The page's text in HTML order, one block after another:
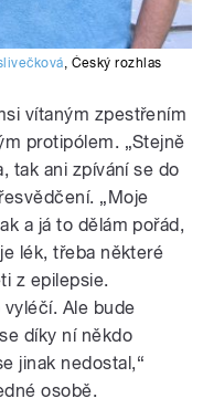
, Český rozhlas
vítaným zpestřením
protipólem. „Stejně
tak ani zpívání se do
„Moje
a já to dělám pořád,
lék, třeba některé
z epilepsie.
Ale bude
díky ní někdo
jinak nedostal,“
osobě.